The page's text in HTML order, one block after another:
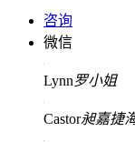
咨询
微信
Lynn罗小姐
Castor昶嘉捷